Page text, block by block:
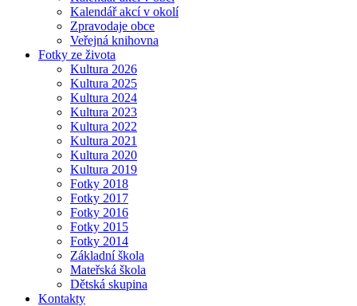
Kalendář akcí v okolí
Zpravodaje obce
Veřejná knihovna
Fotky ze života
Kultura 2026
Kultura 2025
Kultura 2024
Kultura 2023
Kultura 2022
Kultura 2021
Kultura 2020
Kultura 2019
Fotky 2018
Fotky 2017
Fotky 2016
Fotky 2015
Fotky 2014
Základní škola
Mateřská škola
Dětská skupina
Kontakty